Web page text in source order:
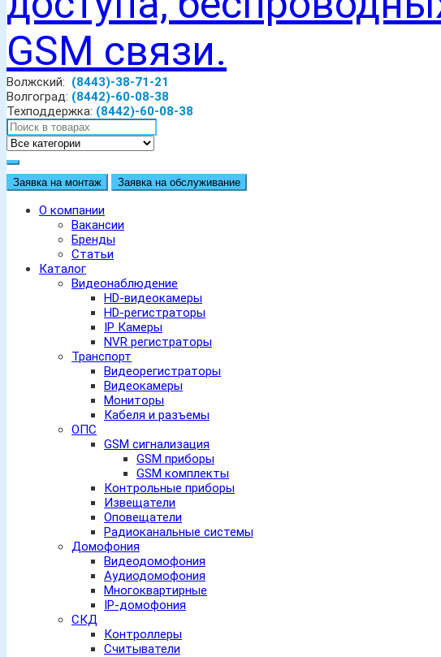
Волжский: (8443)-38-71-21
Волгоград: (8442)-60-08-38
Техподдержка: (8442)-60-08-38
Заявка на монтаж Заявка на обслуживание
О компании
Вакансии
Бренды
Статьи
Каталог
Видеонаблюдение
HD-видеокамеры
HD-регистраторы
IP Камеры
NVR регистраторы
Транспорт
Видеорегистраторы
Видеокамеры
Мониторы
Кабеля и разъемы
ОПС
GSM сигнализация
GSM приборы
GSM комплекты
Контрольные приборы
Извещатели
Оповещатели
Радиоканальные системы
Домофония
Видеодомофония
Аудиодомофония
Многоквартирные
IP-домофония
СКД
Контроллеры
Считыватели